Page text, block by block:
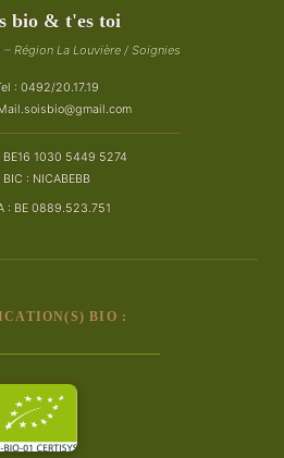
bio & t'es toi
Région La Louvière / Soignies
: 0492/20.17.19
BE16 1030 5449 5274
BIC : NICABEBB
: BE 0889.523.751
BIO :